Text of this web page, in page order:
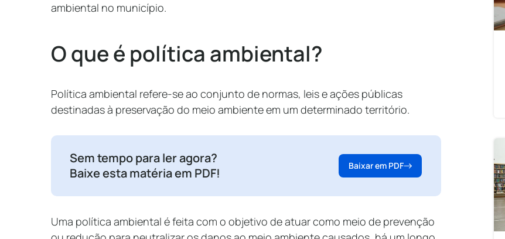
ambiental no município.
O que é política ambiental?
Política ambiental refere-se ao conjunto de normas, leis e ações públicas
destinadas à preservação do meio ambiente em um determinado território.
Sem tempo para ler agora?
Baixe esta matéria em PDF!
Baixar em PDF
Uma política ambiental é feita com o objetivo de atuar como meio de prevenção